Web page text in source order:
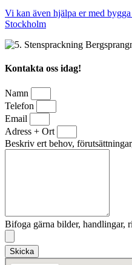
Vi kan även hjälpa er med
Stockholm
Kontakta oss idag!
Namn
Telefon
Email
Adress + Ort
Beskriv ert behov,
Bifoga gärna bilder, handlingar,
Skicka